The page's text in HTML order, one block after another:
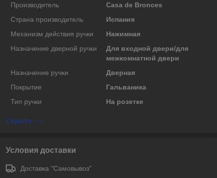
Производитель
Casa de Bronces
Страна производитель
Испания
Механизм действия ручки
Нажимная
Назначение дверной ручки
Для входной двери/для
межкомнатной двери
Назначение ручки
Дверная
Покрытие
Гальваника
Тип ручки
На розетке
Скрыть
Условия доставки
Доставка "Самовывоз"